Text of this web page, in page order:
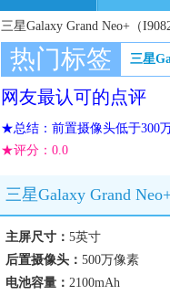
三星Galaxy Grand Neo+（
热门标签 三星
网友最认可的点评
★总结：前置摄像头低于300
★评分： 0.0
三星Galaxy Grand
主屏尺寸： 5英寸
后置摄像头： 500万像素
电池容量： 2100mAh